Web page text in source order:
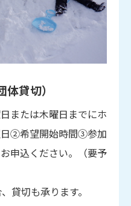
貸切）
または木曜日までにホ
②希望開始時間③参加
申込ください。（要予
貸切も承ります。